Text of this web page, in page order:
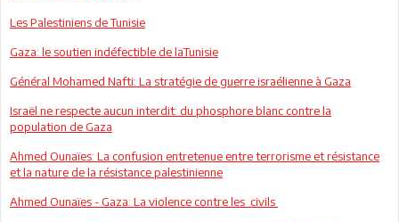
Les Palestiniens de Tunisie
Gaza: le soutien indéfectible de laTunisie
Général Mohamed Nafti: La stratégie de guerre israélienne à Gaza
Israël ne respecte aucun interdit: du phosphore blanc contre la
population de Gaza
Ahmed Ounaïes: La confusion entretenue entre terrorisme et résistance
et la nature de la résistance palestinienne
Ahmed Ounaïes - Gaza: La violence contre les civils